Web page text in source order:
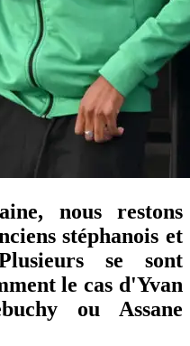
nous restons
stéphanois et
se sont
le cas d'Yvan
ou Assane